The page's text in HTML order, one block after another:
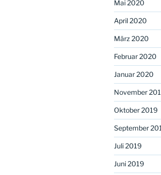
Mai 2020
April 2020
März 2020
Februar 2020
Januar 2020
November
Oktober 2019
September
Juli 2019
Juni 2019